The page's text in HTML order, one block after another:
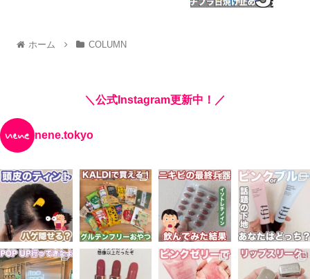
ホーム COLUMN
＼公式Instagram更新中！／
nene.tokyo